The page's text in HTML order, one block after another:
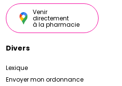
Venir
directement
à la pharmacie
Divers
Lexique
Envoyer mon ordonnance